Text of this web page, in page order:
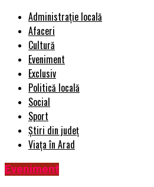
Administrație locală
Afaceri
Cultură
Eveniment
Exclusiv
Politică locală
Social
Sport
Știri din județ
Viața în Arad
Eveniment